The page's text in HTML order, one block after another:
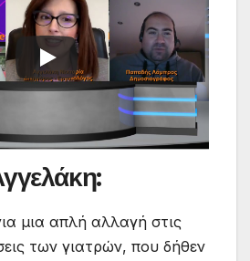
μια απλή αλλαγή στις
των γιατρών, που δήθεν